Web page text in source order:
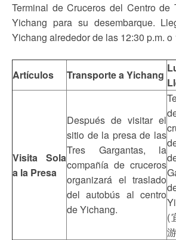
Terminal de Cruceros del Centro de
Yichang para su desembarque.
Yichang alrededor de las 12:30 p.m. o
Artículos Transporte a Yichang
Visita Sola
a la Presa
Después de visitar el
sitio de la presa de las
Tres Gargantas, la
compañía de cruceros
organizará el traslado
del autobús al centro
de Yichang.
(